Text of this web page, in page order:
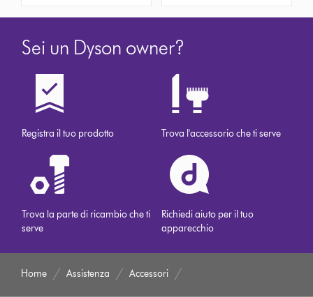
Sei un Dyson owner?
Registra il tuo prodotto Trova l'accessorio che ti serve
Trova la parte di ricambio che ti
serve
Richiedi aiuto per il tuo
apparecchio
Home Assistenza Accessori